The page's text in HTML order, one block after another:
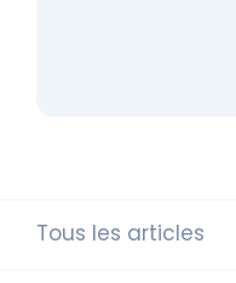
Tous les articles